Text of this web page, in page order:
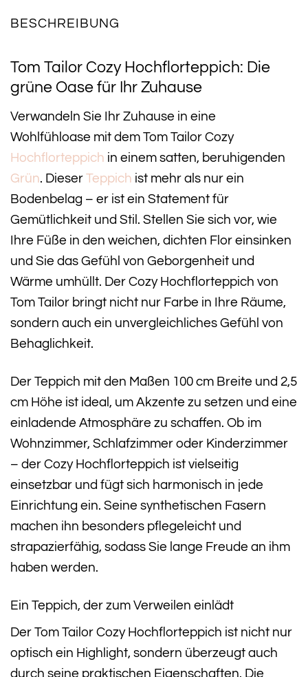
BESCHREIBUNG
Tom Tailor Cozy Hochflorteppich: Die
grüne Oase für Ihr Zuhause
Verwandeln Sie Ihr Zuhause in eine
Wohlfühloase mit dem Tom Tailor Cozy
Hochflorteppich in einem satten, beruhigenden
Grün. Dieser Teppich ist mehr als nur ein
Bodenbelag – er ist ein Statement für
Gemütlichkeit und Stil. Stellen Sie sich vor, wie
Ihre Füße in den weichen, dichten Flor einsinken
und Sie das Gefühl von Geborgenheit und
Wärme umhüllt. Der Cozy Hochflorteppich von
Tom Tailor bringt nicht nur Farbe in Ihre Räume,
sondern auch ein unvergleichliches Gefühl von
Behaglichkeit.
Der Teppich mit den Maßen 100 cm Breite und 2,5
cm Höhe ist ideal, um Akzente zu setzen und eine
einladende Atmosphäre zu schaffen. Ob im
Wohnzimmer, Schlafzimmer oder Kinderzimmer
– der Cozy Hochflorteppich ist vielseitig
einsetzbar und fügt sich harmonisch in jede
Einrichtung ein. Seine synthetischen Fasern
machen ihn besonders pflegeleicht und
strapazierfähig, sodass Sie lange Freude an ihm
haben werden.
Ein Teppich, der zum Verweilen einlädt
Der Tom Tailor Cozy Hochflorteppich ist nicht nur
optisch ein Highlight, sondern überzeugt auch
durch seine praktischen Eigenschaften. Die